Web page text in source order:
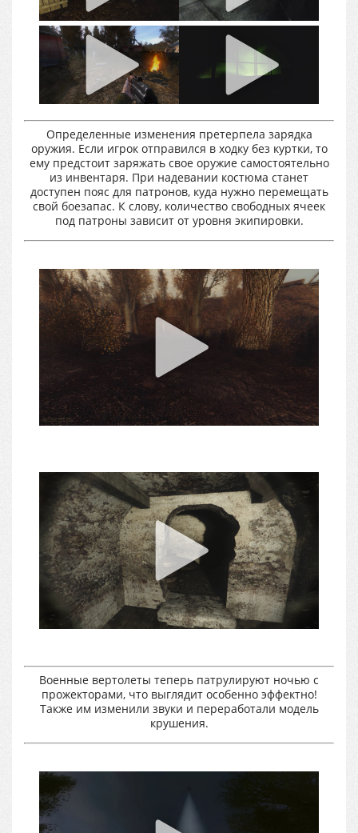
Определенные изменения претерпела зарядка
оружия. Если игрок отправился в ходку без куртки, то
ему предстоит заряжать свое оружие самостоятельно
из инвентаря. При надевании костюма станет
доступен пояс для патронов, куда нужно перемещать
свой боезапас. К слову, количество свободных ячеек
под патроны зависит от уровня экипировки.
Военные вертолеты теперь патрулируют ночью с
прожекторами, что выглядит особенно эффектно!
Также им изменили звуки и переработали модель
крушения.